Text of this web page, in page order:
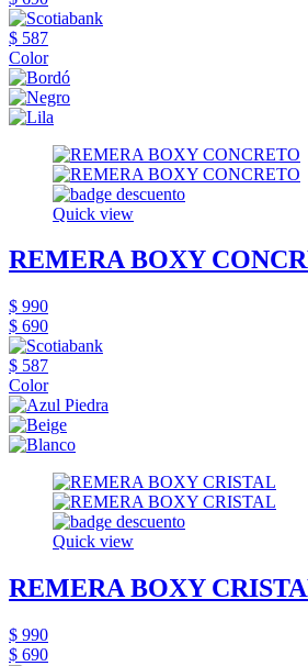
$ 587
Color
Quick view
REMERA BOXY
$ 990
$ 690
$ 587
Color
Quick view
REMERA BOXY
$ 990
$ 690